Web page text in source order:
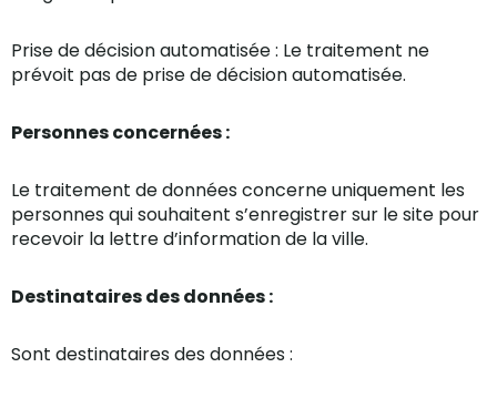
Prise de décision automatisée : Le traitement ne
prévoit pas de prise de décision automatisée.
Personnes concernées :
Le traitement de données concerne uniquement les
personnes qui souhaitent s’enregistrer sur le site pour
recevoir la lettre d’information de la ville.
Destinataires des données :
Sont destinataires des données :